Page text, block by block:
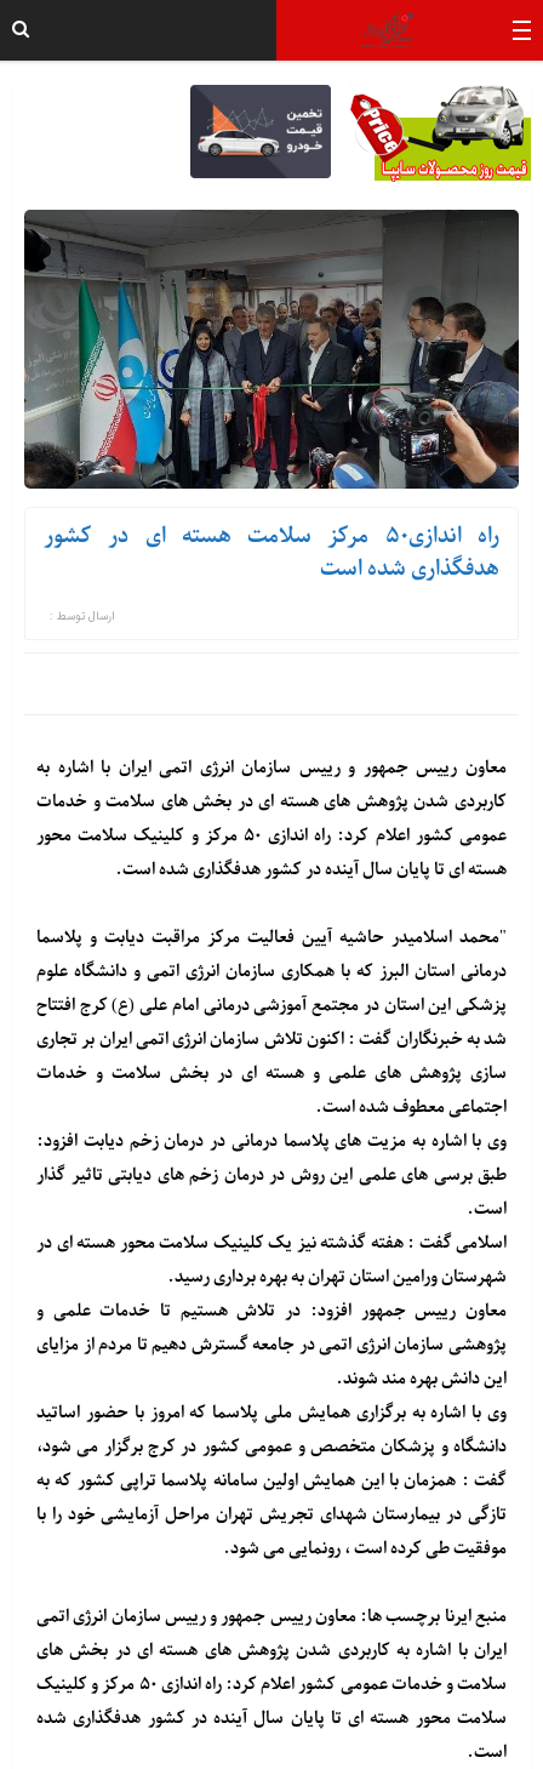
راه اندازی۵۰ مرکز سلامت هسته ای در کشور
هدفگذاری شده است
ارسال توسط :
معاون رییس جمهور و رییس سازمان انرژی اتمی ایران با اشاره به
کاربردی شدن پژوهش های هسته ای در بخش های سلامت و خدمات
عمومی کشور اعلام کرد: راه اندازی ۵۰ مرکز و کلینیک سلامت محور
هسته ای تا پایان سال آینده در کشور هدفگذاری شده است.
"محمد اسلامیدر حاشیه آیین فعالیت مرکز مراقبت دیابت و پلاسما
درمانی استان البرز که با همکاری سازمان انرژی اتمی و دانشگاه علوم
پزشکی این استان در مجتمع آموزشی درمانی امام علی (ع) کرج افتتاح
شد به خبرنگاران گفت : اکنون تلاش سازمان انرژی اتمی ایران بر تجاری
سازی پژوهش های علمی و هسته ای در بخش سلامت و خدمات
اجتماعی معطوف شده است.
وی با اشاره به مزیت های پلاسما درمانی در درمان زخم دیابت افزود:
طبق برسی های علمی این روش در درمان زخم های دیابتی تاثیر گذار
است.
اسلامی گفت : هفته گذشته نیز یک کلینیک سلامت محور هسته ای در
شهرستان ورامین استان تهران به بهره برداری رسید.
معاون رییس جمهور افزود: در تلاش هستیم تا خدمات علمی و
پژوهشی سازمان انرژی اتمی در جامعه گسترش دهیم تا مردم از مزایای
این دانش بهره مند شوند.
وی با اشاره به برگزاری همایش ملی پلاسما که امروز با حضور اساتید
دانشگاه و پزشکان متخصص و عمومی کشور در کرج برگزار می شود،
گفت : همزمان با این همایش اولین سامانه پلاسما تراپی کشور که به
تازگی در بیمارستان شهدای تجریش تهران مراحل آزمایشی خود را با
موفقیت طی کرده است ، رونمایی می شود.
منبعایرنا برچسب ها: معاون رییس جمهور و رییس سازمان انرژی اتمی
ایران با اشاره به کاربردی شدن پژوهش های هسته ای در بخش های
سلامت و خدمات عمومی کشور اعلام کرد: راه اندازی ۵۰ مرکز و کلینیک
سلامت محور هسته ای تا پایان سال آینده در کشور هدفگذاری شده
است.